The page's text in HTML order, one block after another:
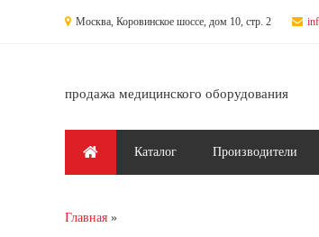
Москва, Коровинское шоссе, дом 10, стр. 2
продажа медицинского оборудования
Главное менюКаталог Производители
Вы здесь
Главная